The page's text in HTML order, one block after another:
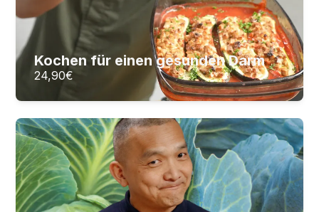
Kochen für einen gesunden Darm
24,90€
24,90€ ZUM KURS
Die 7-Tage-Abnehmkur
7-Tage-Abnehmkur – Die Kohlsuppen-Diät
21Lektionen
2Stunden Videomaterial